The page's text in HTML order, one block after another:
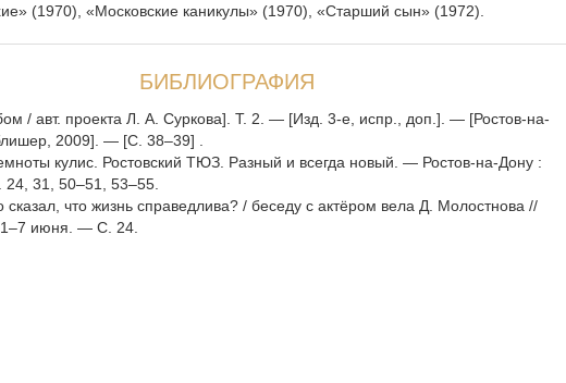
(1970), «Московские каникулы» (1970), «Старший сын» (1972).
БИБЛИОГРАФИЯ
/ авт. проекта Л. А. Суркова]. Т. 2. — [Изд. 3‑е, испр., доп.]. — [Ростов-на-
2009]. — [С. 38–39] .
кулис. Ростовский ТЮЗ. Разный и всегда новый. — Ростов-на-Дону :
31, 50–51, 53–55.
сказал, что жизнь справедлива? / беседу с актёром вела Д. Молостнова //
июня. — С. 24.